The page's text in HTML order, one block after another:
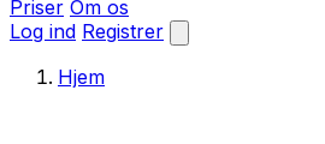
Priser Om os
Log ind Registrer
Hjem